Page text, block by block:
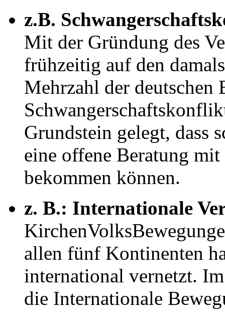
z.B.
Mit der Gründung des
frühzeitig auf den
Mehrzahl der deutschen
Grundstein gelegt, dass
eine offene Beratung
bekommen können.
z. B.: Internationale
allen fünf Kontinenten
international vernetzt.
die Internationale